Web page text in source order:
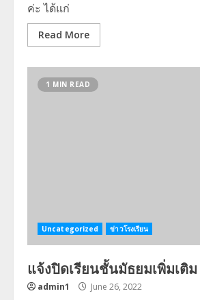
ค่ะ ได้แก่
Read More
1 MIN READ
Uncategorized ข่าวโรงเรียน
แจ้งปิดเรียนชั้นมัธยมเพิ่มเติม
admin1 June 26, 2022